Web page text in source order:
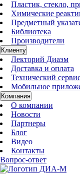
Пластик, стекло,
Химические
Предметный
Библиотека
Производители
Клиенту
Лекторий Диаэм
Доставка и оплата
Технический
Мобильное
Компания
О компании
Новости
Партнеры
Блог
Видео
Контакты
Вопрос-ответ